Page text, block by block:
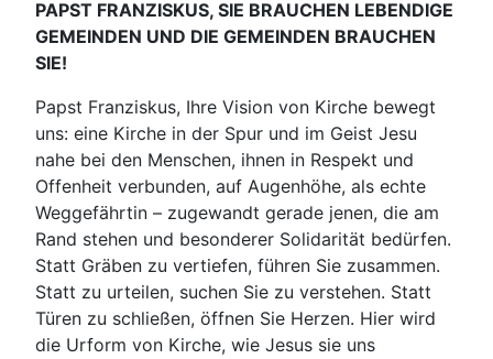
PAPST FRANZISKUS, SIE BRAUCHEN LEBENDIGE
GEMEINDEN UND DIE GEMEINDEN BRAUCHEN
SIE!
Papst Franziskus, Ihre Vision von Kirche bewegt
uns: eine Kirche in der Spur und im Geist Jesu
nahe bei den Menschen, ihnen in Respekt und
Offenheit verbunden, auf Augenhöhe, als echte
Weggefährtin – zugewandt gerade jenen, die am
Rand stehen und besonderer Solidarität bedürfen.
Statt Gräben zu vertiefen, führen Sie zusammen.
Statt zu urteilen, suchen Sie zu verstehen. Statt
Türen zu schließen, öffnen Sie Herzen. Hier wird
die Urform von Kirche, wie Jesus sie uns